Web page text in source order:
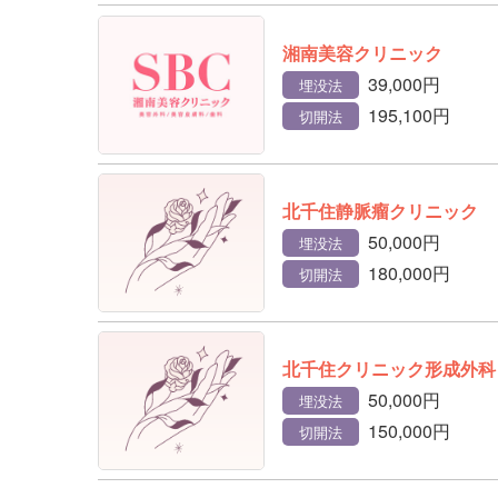
湘南美容クリニック
埋没法 39,000円
切開法 195,100円
北千住静脈瘤クリニック
埋没法 50,000円
切開法 180,000円
北千住クリニック形成外
埋没法 50,000円
切開法 150,000円